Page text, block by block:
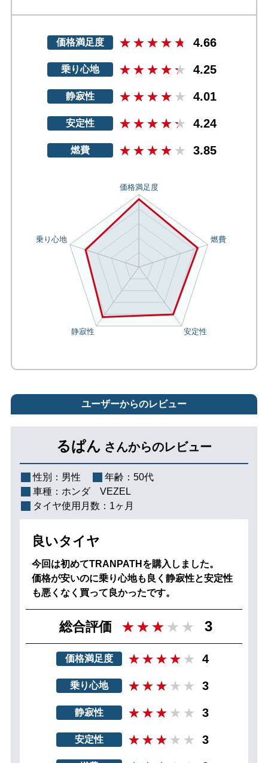
価格満足度 4.66
乗り心地 4.25
静寂性 4.01
安定性 4.24
燃費 3.85
ユーザーからのレビュー
るぱん さんからのレビュー
性別： 男性 年齢： 50代
車種： ホンダ VEZEL
タイヤ使用月数： 1ヶ月
良いタイヤ
今回は初めてTRANPATHを購入しました。
価格が安いのに乗り心地も良く静寂性と安定性
も悪くなく買って良かったです。
総合評価 3
価格満足度 4
乗り心地 3
静寂性 3
安定性 3